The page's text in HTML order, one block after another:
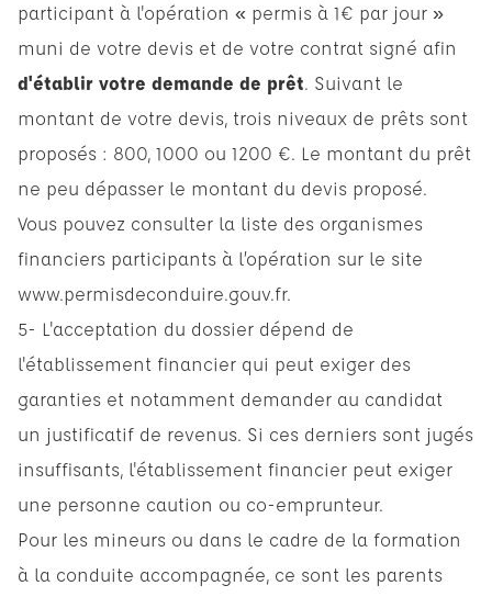
participant à l'opération « permis à 1€ par jour »
muni de votre devis et de votre contrat signé afin
d'établir votre demande de prêt. Suivant le
montant de votre devis, trois niveaux de prêts sont
proposés : 800, 1000 ou 1200 €. Le montant du prêt
ne peu dépasser le montant du devis proposé.
Vous pouvez consulter la liste des organismes
financiers participants à l’opération sur le site
www.permisdeconduire.gouv.fr.
5- L'acceptation du dossier dépend de
l'établissement financier qui peut exiger des
garanties et notamment demander au candidat
un justificatif de revenus. Si ces derniers sont jugés
insuffisants, l'établissement financier peut exiger
une personne caution ou co-emprunteur.
Pour les mineurs ou dans le cadre de la formation
à la conduite accompagnée, ce sont les parents